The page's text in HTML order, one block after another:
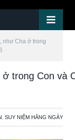
như Cha ở trong
trong Con và
SUY NIỆM HẰNG NGÀY